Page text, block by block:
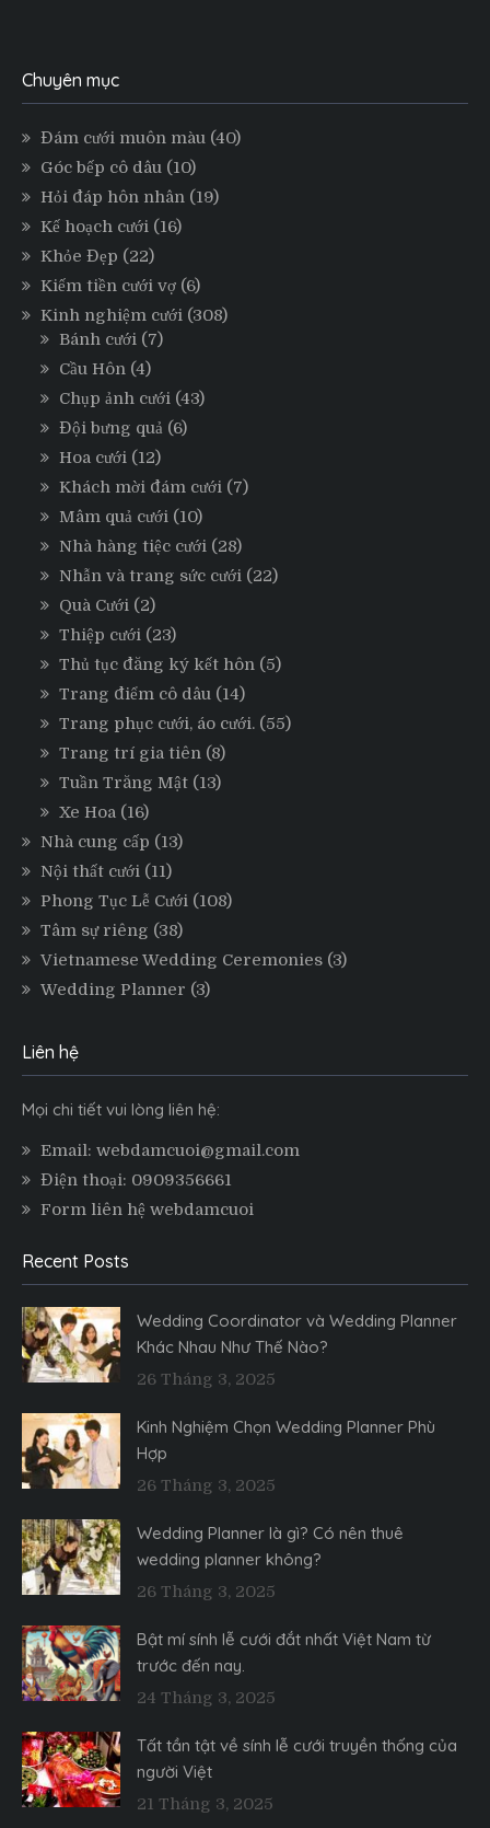
Chuyên mục
Đám cưới muôn màu (40)
Góc bếp cô dâu (10)
Hỏi đáp hôn nhân (19)
Kế hoạch cưới (16)
Khỏe Đẹp (22)
Kiếm tiền cưới vợ (6)
Kinh nghiệm cưới (308)
Bánh cưới (7)
Cầu Hôn (4)
Chụp ảnh cưới (43)
Đội bưng quả (6)
Hoa cưới (12)
Khách mời đám cưới (7)
Mâm quả cưới (10)
Nhà hàng tiệc cưới (28)
Nhẫn và trang sức cưới (22)
Quà Cưới (2)
Thiệp cưới (23)
Thủ tục đăng ký kết hôn (5)
Trang điểm cô dâu (14)
Trang phục cưới, áo cưới. (55)
Trang trí gia tiên (8)
Tuần Trăng Mật (13)
Xe Hoa (16)
Nhà cung cấp (13)
Nội thất cưới (11)
Phong Tục Lễ Cưới (108)
Tâm sự riêng (38)
Vietnamese Wedding Ceremonies (3)
Wedding Planner (3)
Liên hệ
Mọi chi tiết vui lòng liên hệ:
Email: webdamcuoi@gmail.com
Điện thoại: 0909356661
Form liên hệ webdamcuoi
Recent Posts
Wedding Coordinator và Wedding Planner
Khác Nhau Như Thế Nào?
26 Tháng 3, 2025
Kinh Nghiệm Chọn Wedding Planner Phù
Hợp
26 Tháng 3, 2025
Wedding Planner là gì? Có nên thuê
wedding planner không?
26 Tháng 3, 2025
Bật mí sính lễ cưới đắt nhất Việt Nam từ
trước đến nay.
24 Tháng 3, 2025
Tất tần tật về sính lễ cưới truyền thống của
người Việt
21 Tháng 3, 2025